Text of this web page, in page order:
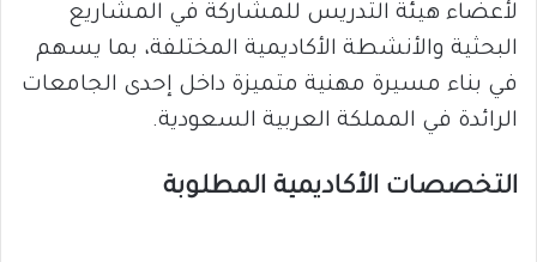
لأعضاء هيئة التدريس للمشاركة في المشاريع
البحثية والأنشطة الأكاديمية المختلفة، بما يسهم
في بناء مسيرة مهنية متميزة داخل إحدى الجامعات
الرائدة في المملكة العربية السعودية.
التخصصات الأكاديمية المطلوبة